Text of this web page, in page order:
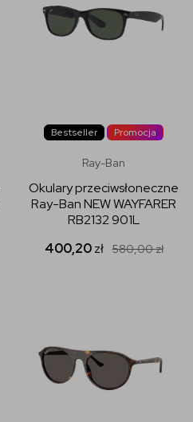
Bestseller Promocja
Ray-Ban
Okulary przeciwsłoneczne
Ray-Ban NEW WAYFARER
RB2132 901L
400,20zł 580,00zł